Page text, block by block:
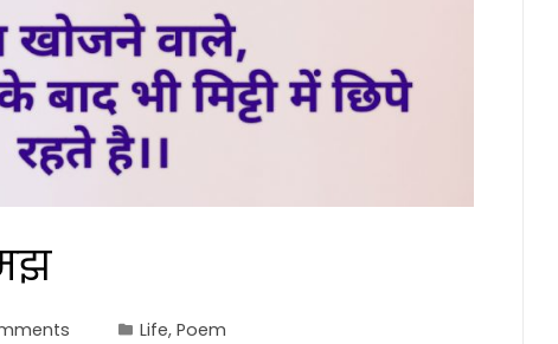
Life, Poem